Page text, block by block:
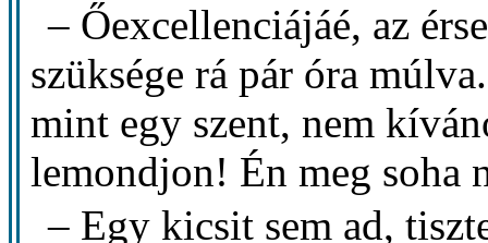
– Őexcellenciájáé, az
szüksége rá pár óra
mint egy szent, nem
lemondjon! Én meg soha
– Egy kicsit sem ad,